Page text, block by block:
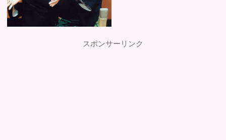
スポンサーリンク